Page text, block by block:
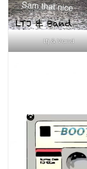
Ltj & Vand